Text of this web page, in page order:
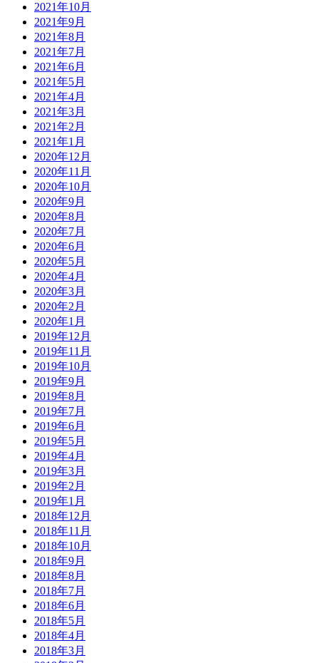
2021年10月
2021年9月
2021年8月
2021年7月
2021年6月
2021年5月
2021年4月
2021年3月
2021年2月
2021年1月
2020年12月
2020年11月
2020年10月
2020年9月
2020年8月
2020年7月
2020年6月
2020年5月
2020年4月
2020年3月
2020年2月
2020年1月
2019年12月
2019年11月
2019年10月
2019年9月
2019年8月
2019年7月
2019年6月
2019年5月
2019年4月
2019年3月
2019年2月
2019年1月
2018年12月
2018年11月
2018年10月
2018年9月
2018年8月
2018年7月
2018年6月
2018年5月
2018年4月
2018年3月